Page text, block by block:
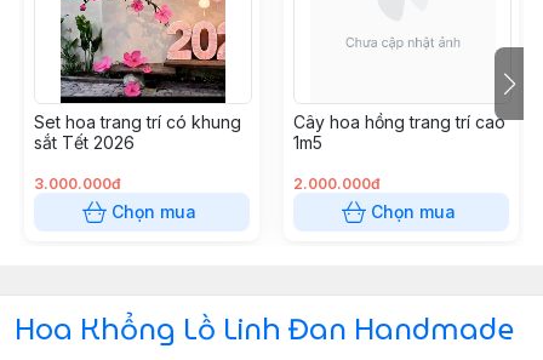
Set hoa trang trí có khung
sắt Tết 2026
3.000.000đ
Chọn mua
Cây hoa hồng trang trí cao
1m5
2.000.000đ
Chọn mua
Hoa Khổng Lồ Linh Đan Handmade